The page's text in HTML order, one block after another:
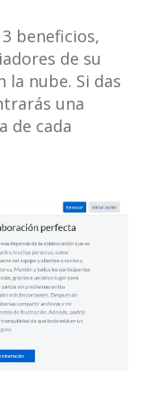
beneficios,
de su
la nube. Si das
una
de cada